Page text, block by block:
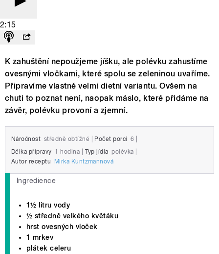
2:15
K zahuštění nepoužjeme jíšku, ale polévku zahustíme
ovesnými vločkami, které spolu se zeleninou uvaříme.
Připravíme vlastně velmi dietní variantu. Ovšem na
chuti to poznat není, naopak máslo, které přidáme na
závěr, polévku provoní a zjemní.
Náročnost středně obtížné Počet porcí 6
Délka přípravy 1 hodina Typ jídla polévka
Autor receptu
Mirka Kuntzmannová
Ingredience
1½ litru vody
½ středně velkého květáku
hrst ovesných vloček
1 mrkev
plátek celeru